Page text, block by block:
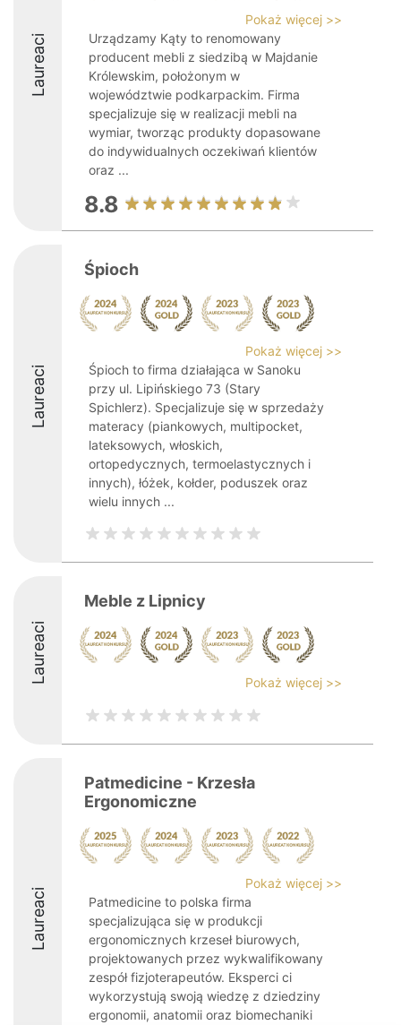
Laureaci
Pokaż więcej >>
Urządzamy Kąty to renomowany
producent mebli z siedzibą w Majdanie
Królewskim, położonym w
województwie podkarpackim. Firma
specjalizuje się w realizacji mebli na
wymiar, tworząc produkty dopasowane
do indywidualnych oczekiwań klientów
oraz ...
8.8
Laureaci
Śpioch
Pokaż więcej >>
Śpioch to firma działająca w Sanoku
przy ul. Lipińskiego 73 (Stary
Spichlerz). Specjalizuje się w sprzedaży
materacy (piankowych, multipocket,
lateksowych, włoskich,
ortopedycznych, termoelastycznych i
innych), łóżek, kołder, poduszek oraz
wielu innych ...
Laureaci
Meble z Lipnicy
Pokaż więcej >>
Laureaci
Patmedicine - Krzesła
Ergonomiczne
Pokaż więcej >>
Patmedicine to polska firma
specjalizująca się w produkcji
ergonomicznych krzeseł biurowych,
projektowanych przez wykwalifikowany
zespół fizjoterapeutów. Eksperci ci
wykorzystują swoją wiedzę z dziedziny
ergonomii, anatomii oraz biomechaniki